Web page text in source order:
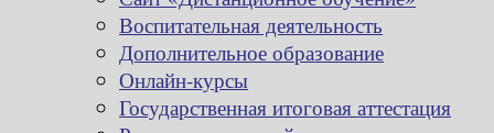
Воспитательная деятельность
Дополнительное образование
Онлайн-курсы
Государственная итоговая аттестация